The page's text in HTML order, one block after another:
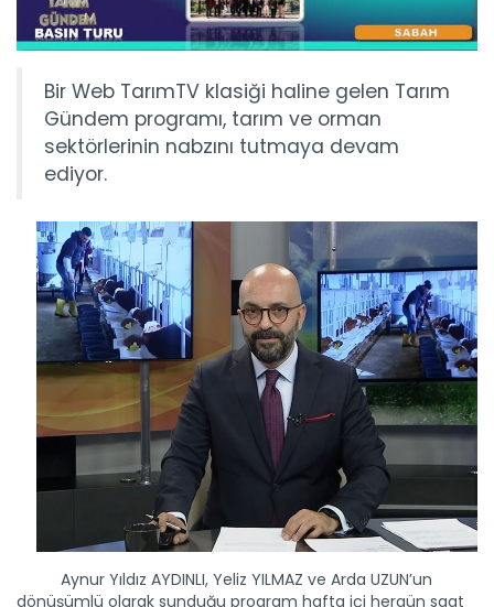
Bir Web TarımTV klasiği haline gelen Tarım
Gündem programı, tarım ve orman
sektörlerinin nabzını tutmaya devam
ediyor.
Aynur Yıldız AYDINLI, Yeliz YILMAZ ve Arda UZUN’un
dönüşümlü olarak sunduğu program hafta içi hergün saat
Bir Web TarımTV klasiği haline gelen Tarım Gündem
programı, tarım...
Devamını Oku ->
Tarım Gündem 24.06.2022
Bir Web TarımTV klasiği haline gelen Tarım Gündem
programı, tarım...
Devamını Oku ->